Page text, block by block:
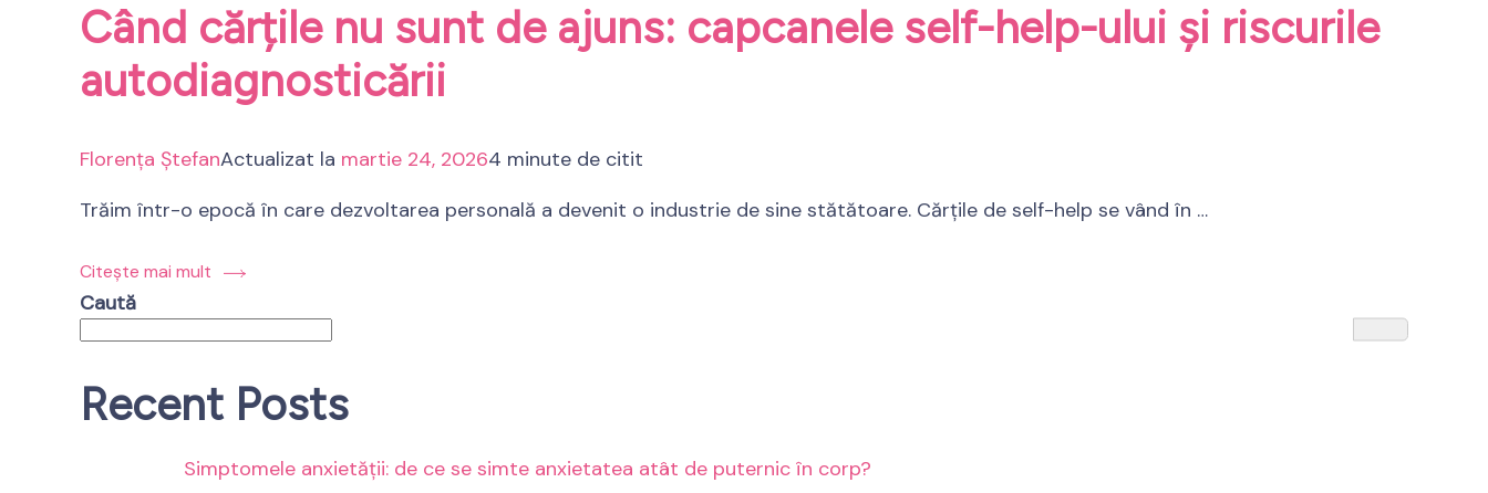
Când cărțile nu sunt de ajuns: capcanele self-help-ului și riscurile
autodiagnosticării
Florența ȘtefanActualizat la martie 24, 20264 minute de citit
Trăim într-o epocă în care dezvoltarea personală a devenit o industrie de sine stătătoare. Cărțile de self-help se vând în …
Citește mai mult
Caută
Recent Posts
Simptomele anxietății: de ce se simte anxietatea atât de puternic în corp?